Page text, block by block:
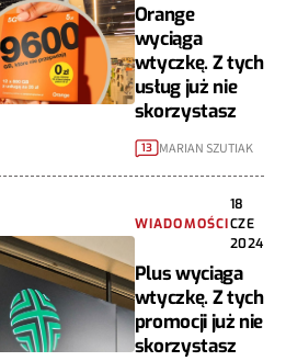
Orange
wyciąga
wtyczkę. Z tych
usług już nie
skorzystasz
13 MARIAN SZUTIAK
WIADOMOŚCI
18
CZE
2024
Plus wyciąga
wtyczkę. Z tych
promocji już nie
skorzystasz